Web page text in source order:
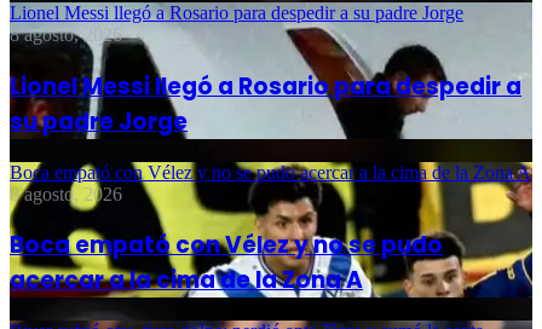
Lionel Messi llegó a Rosario para despedir a su padre Jorge
8 agosto, 2026
Lionel Messi llegó a Rosario para despedir a
su padre Jorge
Boca empató con Vélez y no se pudo acercar a la cima de la Zona A
8 agosto, 2026
Boca empató con Vélez y no se pudo
acercar a la cima de la Zona A